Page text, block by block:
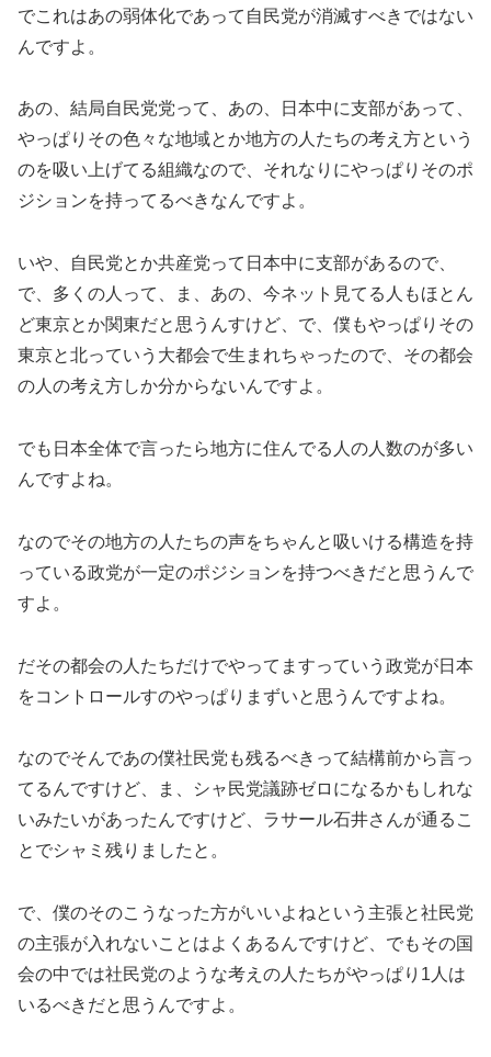
でこれはあの弱体化であって自民党が消滅すべきではない
んですよ。
あの、結局自民党党って、あの、日本中に支部があって、
やっぱりその色々な地域とか地方の人たちの考え方という
のを吸い上げてる組織なので、それなりにやっぱりそのポ
ジションを持ってるべきなんですよ。
いや、自民党とか共産党って日本中に支部があるので、
で、多くの人って、ま、あの、今ネット見てる人もほとん
ど東京とか関東だと思うんすけど、で、僕もやっぱりその
東京と北っていう大都会で生まれちゃったので、その都会
の人の考え方しか分からないんですよ。
でも日本全体で言ったら地方に住んでる人の人数のが多い
んですよね。
なのでその地方の人たちの声をちゃんと吸いける構造を持
っている政党が一定のポジションを持つべきだと思うんで
すよ。
だその都会の人たちだけでやってますっていう政党が日本
をコントロールすのやっぱりまずいと思うんですよね。
なのでそんであの僕社民党も残るべきって結構前から言っ
てるんですけど、ま、シャ民党議跡ゼロになるかもしれな
いみたいがあったんですけど、ラサール石井さんが通るこ
とでシャミ残りましたと。
で、僕のそのこうなった方がいいよねという主張と社民党
の主張が入れないことはよくあるんですけど、でもその国
会の中では社民党のような考えの人たちがやっぱり1人は
いるべきだと思うんですよ。